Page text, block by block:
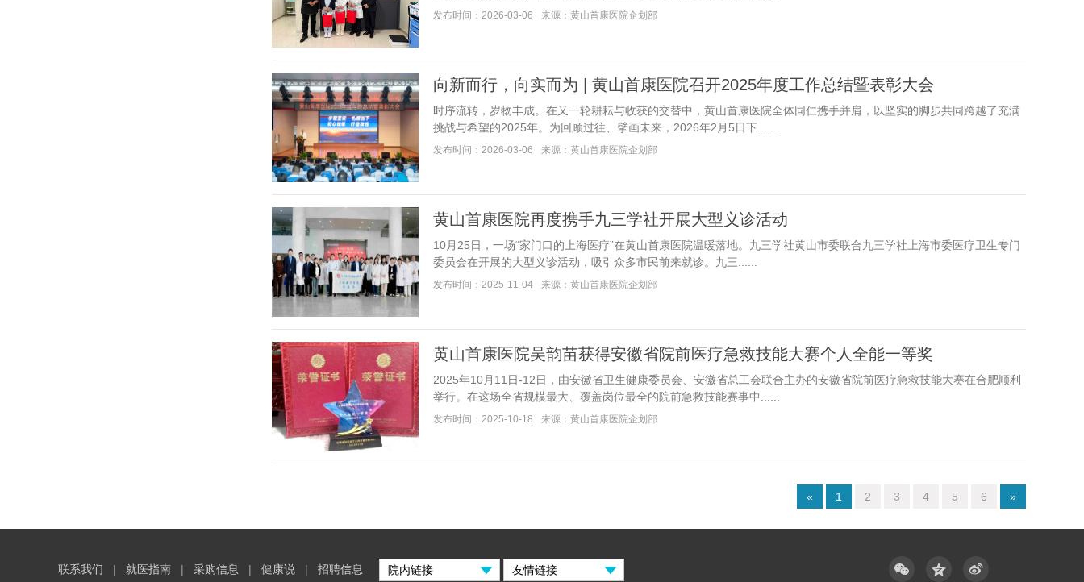
发布时间：2026-03-06 来源：黄山首康医院企划部
向新而行，向实而为 | 黄山首康医院召开2025年度工作总结暨表彰大会
时序流转，岁物丰成。在又一轮耕耘与收获的交替中，黄山首康医院全体同仁携手并肩，以坚实的脚步共同跨越了充满
挑战与希望的2025年。为回顾过往、擘画未来，2026年2月5日下......
发布时间：2026-03-06 来源：黄山首康医院企划部
黄山首康医院再度携手九三学社开展大型义诊活动
10月25日，一场“家门口的上海医疗”在黄山首康医院温暖落地。九三学社黄山市委联合九三学社上海市委医疗卫生专门
委员会在开展的大型义诊活动，吸引众多市民前来就诊。九三......
发布时间：2025-11-04 来源：黄山首康医院企划部
黄山首康医院吴韵苗获得安徽省院前医疗急救技能大赛个人全能一等奖
2025年10月11日-12日，由安徽省卫生健康委员会、安徽省总工会联合主办的安徽省院前医疗急救技能大赛在合肥顺利
举行。在这场全省规模最大、覆盖岗位最全的院前急救技能赛事中......
发布时间：2025-10-18 来源：黄山首康医院企划部
« 1 2 3 4 5 6 »
联系我们 | 就医指南 | 采购信息 | 健康说 | 招聘信息   